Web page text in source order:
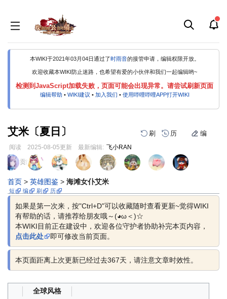
本WIKI于2021年03月04日通过了时雨音的接管申请，编辑权限开放。
欢迎收藏本WIKI防止迷路，也希望有爱的小伙伴和我们一起编辑哟~
检测到JavaScript加载失败，页面可能会出现异常。请尝试刷新页面
编辑帮助 • WIKI建议 • 加入我们 • 使用哔哩哔哩APP打开WIKI
艾米〔夏日〕 刷 历 编
阅读 2025-08-05更新 最新编辑: 飞小RAN
跳
到
导
航
跳
到
搜
索
页面贡献者 :
首页 > 英雄图鉴 > 海滩女仆艾米
短 编 刷 历
如果是第一次来，按"Ctrl+D"可以收藏随时查看更新~觉得WIKI
有帮助的话，请推荐给朋友哦～(◕ω＜)☆
本WIKI目前正在建设中，欢迎各位守护者协助补完本页内容，
点击此处
即可修改当前页面。
本页面距离上次更新已经过去367天，请注意文章时效性。
全球风格